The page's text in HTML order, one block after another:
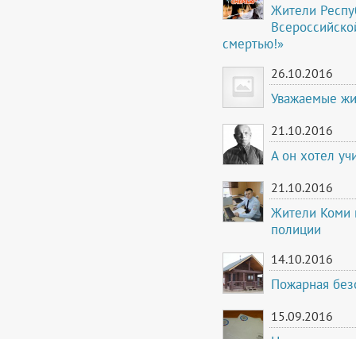
Жители
смертью!»
26.10.2016
Уважаемые
21.10.2016
А он хотел
21.10.2016
Жители Коми
полиции
14.10.2016
Пожарная
15.09.2016